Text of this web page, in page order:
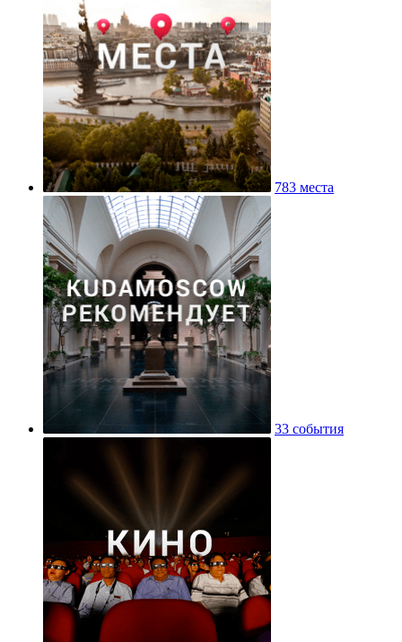
783 места
33 события